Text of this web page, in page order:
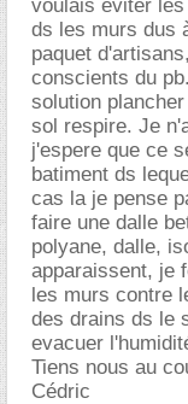
voulais eviter
ds les murs dus
paquet
conscients du
solution
sol respire. Je
j'espere que ce
batiment ds
cas la je pense
faire une dalle
polyane, dalle,
apparaissent, je
les murs contre
des drains ds le
evacuer
Tiens nous au
Cédric